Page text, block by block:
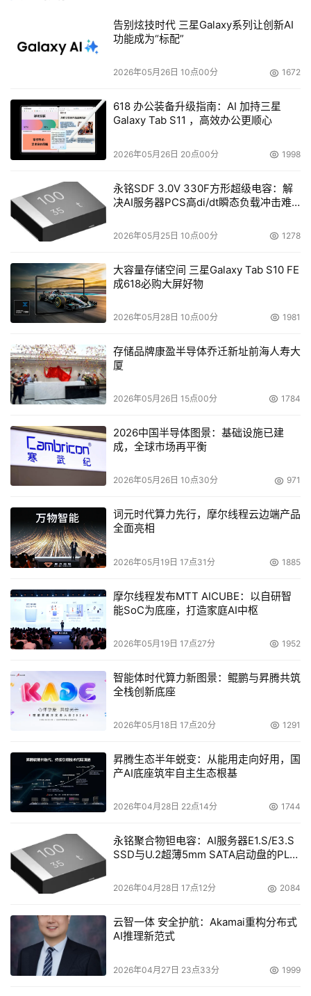
HA服务。服务器和服务器之间通过直连心跳线传输控制信
号，确保Cluster服务正常工作和切换。
服务器通过千兆网络交换机与客户端之间组建IP网络，满
足Internet/Intranet对于服务器的访问需求以及计费系统、
数据库服务等系统服务。每台Unix服务器都采用两条链路与
交换机连接，实现网络负载均衡和备份容错，确保数据传输
的高可用性。
在数据存储方面，我们采用日立数据公司的HDS 9570V
高性能存储阵列作为核心存储设备，通过连接Brocade核心
交换机、Unix服务器和ADIC智能磁带库等组件构架了一个
的所有设备都采用两条光纤链路与核心交换设备??Brocade
光纤交换机连接，确保数据存储的链路高可用。
方案特点
? 高可用性
在软件方面， PRIMECLUSTER软件 能够精确和迅速的
高速的将操作转移到备份服务器上。高有效性的维持使服务
中断和访问失效的可能性都降到了最低。如果储存着重要数
据的磁盘设备或者其他资源失效， PRIMECLUSTER能够在
不影响正常运行的情况下进行替换。
在硬件方面，HDS 9570V 、Brocade光纤交换机、
ADIC i2000智能磁带库都采用模块化设计，关键部件可以
在带电运行状态下进行更换，不会为用户不可中断的数据服
数据安全的考虑，在方案中所有产品的关键部位，我们都采
用两组物理连接方式来确保不会因为单点故障而造成数据中
断。
? 高性能
方案中的存储网络采用光纤通道技术，服务器、光纤通道
交换机和存储阵列以2Gbit/s的速度进行数据交换，
确，有效增进传输性能。
核心存储设备HDS 9750V采用Hi-PRE体系结构，通过定
制的高性能逻辑芯片集协同工作完成RAID运算和I/O操作，
有效提高阵列数据处理能力。在磁盘阵列的内部，9570V每
个光纤环路上都有独立的专用处理器和DRR电路，并通过两
个200MB/s的环路结构与控制器相连，内部提供高达
800MB/s带宽。特殊的设计思路决定了存储设备的高性
能。
而ADIC i2000智能磁带库具有智能核心，它能自动完成
数据备份工作，有效节约服务器处理数据备份工作时的CPU
告别炫技时代 三星Galaxy系列让创新AI
功能成为“标配”
2026年05月26日 10点00分 1672
618 办公装备升级指南：AI 加持三星
Galaxy Tab S11 ，高效办公更顺心
2026年05月26日 20点00分 1998
永铭SDF 3.0V 330F方形超级电容：解
决AI服务器PCS高di/dt瞬态负载冲击难
2026年05月25日 10点00分 1278
大容量存储空间 三星Galaxy Tab S10 FE
成618必购大屏好物
2026年05月28日 10点00分 1981
存储品牌康盈半导体乔迁新址前海人寿大
厦
2026年05月26日 15点00分 1784
2026中国半导体图景：基础设施已建
成，全球市场再平衡
2026年05月26日 10点30分 971
词元时代算力先行，摩尔线程云边端产品
全面亮相
2026年05月19日 17点31分 1885
摩尔线程发布MTT AICUBE：以自研智
能SoC为底座，打造家庭AI中枢
2026年05月19日 17点27分 1952
智能体时代算力新图景：鲲鹏与昇腾共筑
全栈创新底座
2026年05月18日 17点20分 1291
昇腾生态半年蜕变：从能用走向好用，国
产AI底座筑牢自主生态根基
2026年04月28日 22点14分 1744
永铭聚合物钽电容：AI服务器E1.S/E3.S
SSD与U.2超薄5mm SATA启动盘的PLP
2026年04月28日 17点12分 2084
云智一体 安全护航：Akamai重构分布式
AI推理新范式
2026年04月27日 23点33分 1999